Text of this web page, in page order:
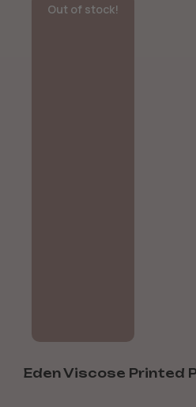
Out of stock!
Eden Viscose Printed